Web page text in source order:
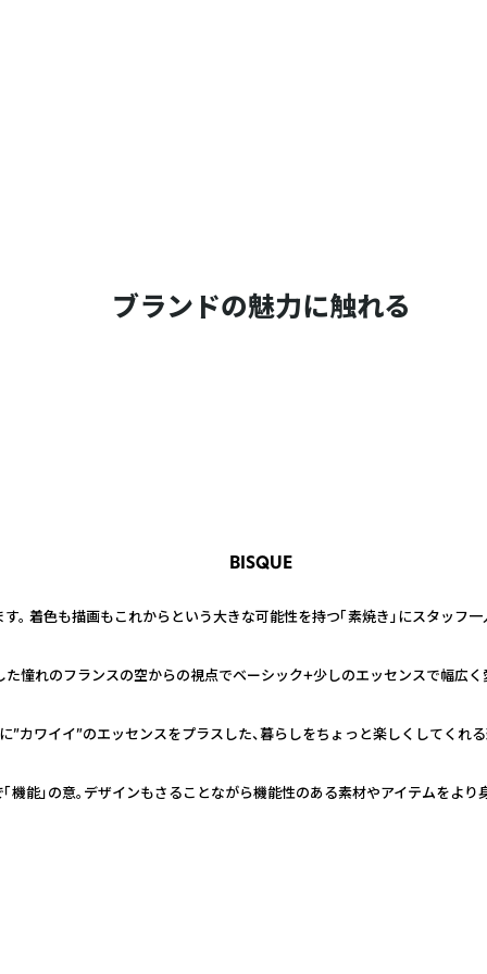
ブランドの魅力に触れる
BISQUE
す。 着色も描画もこれからという大きな可能性を持つ「素焼き」にスタッ
た憧れのフランスの空からの視点でベーシック+少しのエッセンスで幅広
”カワイイ”のエッセンスをプラスした、暮らしをちょっと楽しくしてくれ
機能」の意。デザインもさることながら機能性のある素材やアイテムをよ